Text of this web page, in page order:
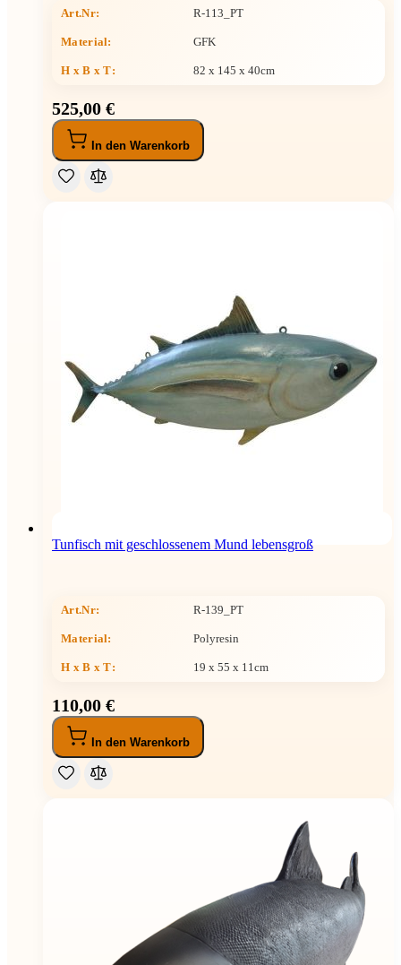
Art.Nr: R-113_PT
Material: GFK
H x B x T: 82 x 145 x 40cm
525,00 €
In den Warenkorb
Tunfisch mit geschlossenem Mund lebensgroß
Art.Nr: R-139_PT
Material: Polyresin
H x B x T: 19 x 55 x 11cm
110,00 €
In den Warenkorb